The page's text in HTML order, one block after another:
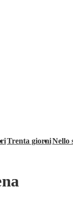
Trenta giorniNello